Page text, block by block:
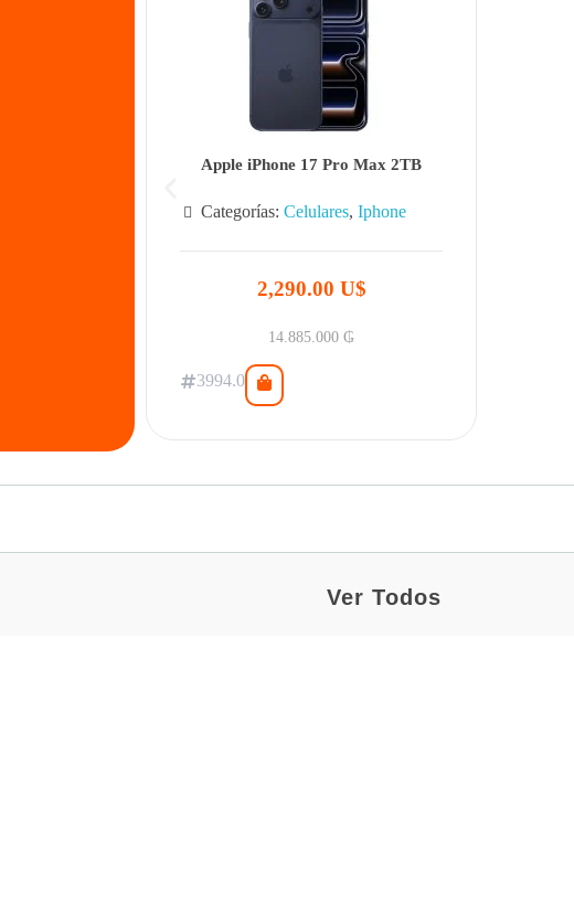
Apple iPhone 17 Pro Max 2TB
Categorías:Celulares,Iphone
2,290.00 U$
14.885.000₲
3994.0
Ver Todos